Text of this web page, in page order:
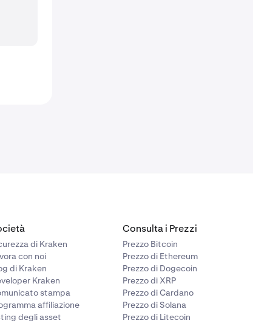
di Kraken
con noi
di Kraken
Kraken
stampa
affiliazione
degli asset
Consulta i Prezzi
Prezzo Bitcoin
Prezzo di Ethereum
Prezzo di Dogecoin
Prezzo di XRP
Prezzo di Cardano
Prezzo di Solana
Prezzo di Litecoin